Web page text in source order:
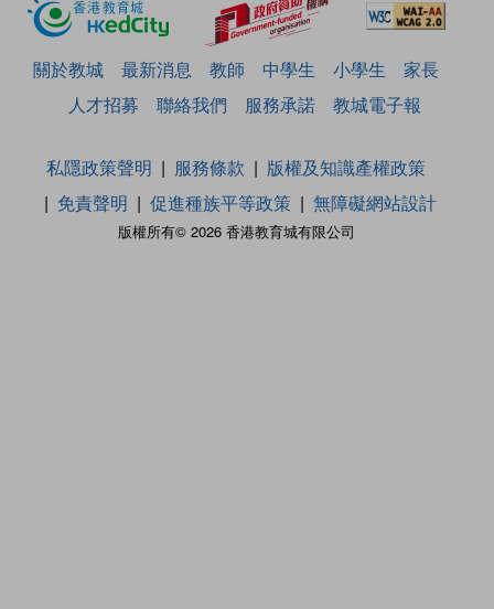
關於教城 最新消息 教師 中學生 小學生
家長
人才招募
聯絡我們 服務承諾 教城電子報
版權所有© 2026 香港教育城有限公司
私隱政策聲明 服務條款
版權及知識產權政策
免責聲明
促進種族平等政策 無障礙網站設計